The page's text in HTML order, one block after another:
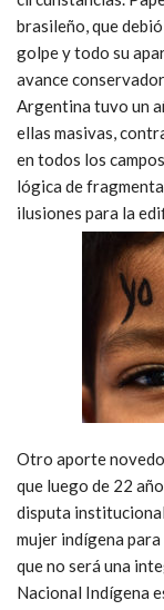
brasileño, que
golpe y todo su
avance
Argentina tuvo un
ellas masivas,
en todos los
lógica de
ilusiones para la
Otro aporte
que luego de 22
disputa
mujer indígena
que no será una
Nacional Indígena